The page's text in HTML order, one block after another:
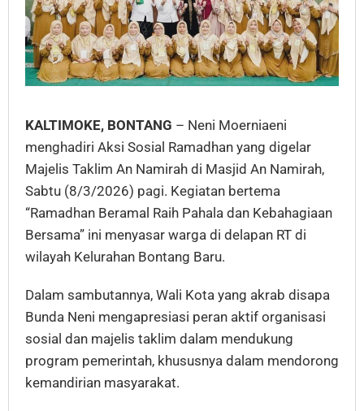
untuk
260
Mustahik
KALTIMOKE, BONTANG – Neni Moerniaeni
menghadiri Aksi Sosial Ramadhan yang digelar
Majelis Taklim An Namirah di Masjid An Namirah,
Sabtu (8/3/2026) pagi. Kegiatan bertema
“Ramadhan Beramal Raih Pahala dan Kebahagiaan
Bersama” ini menyasar warga di delapan RT di
wilayah Kelurahan Bontang Baru.
Dalam sambutannya, Wali Kota yang akrab disapa
Bunda Neni mengapresiasi peran aktif organisasi
sosial dan majelis taklim dalam mendukung
program pemerintah, khususnya dalam mendorong
kemandirian masyarakat.